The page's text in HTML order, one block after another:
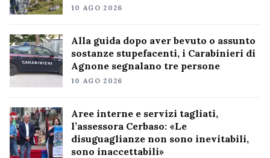
10 AGO 2026
Alla guida dopo aver bevuto o assunto
sostanze stupefacenti, i Carabinieri di
Agnone segnalano tre persone
10 AGO 2026
Aree interne e servizi tagliati,
l’assessora Cerbaso: «Le
disuguaglianze non sono inevitabili,
sono inaccettabili»